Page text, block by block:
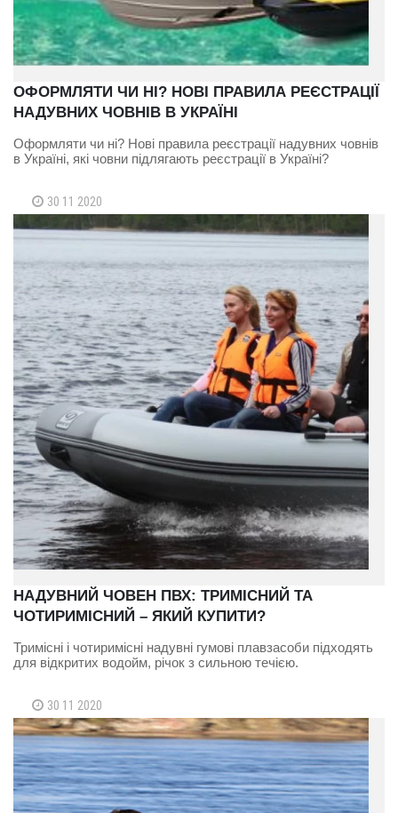
ОФОРМЛЯТИ ЧИ НІ? НОВІ ПРАВИЛА РЕЄСТРАЦІЇ
НАДУВНИХ ЧОВНІВ В УКРАЇНІ
Оформляти чи ні? Нові правила реєстрації надувних човнів
в Україні, які човни підлягають реєстрації в Україні?
30 11 2020
НАДУВНИЙ ЧОВЕН ПВХ: ТРИМІСНИЙ ТА
ЧОТИРИМІСНИЙ – ЯКИЙ КУПИТИ?
Тримісні і чотиримісні надувні гумові плавзасоби підходять
для відкритих водойм, річок з сильною течією.
30 11 2020